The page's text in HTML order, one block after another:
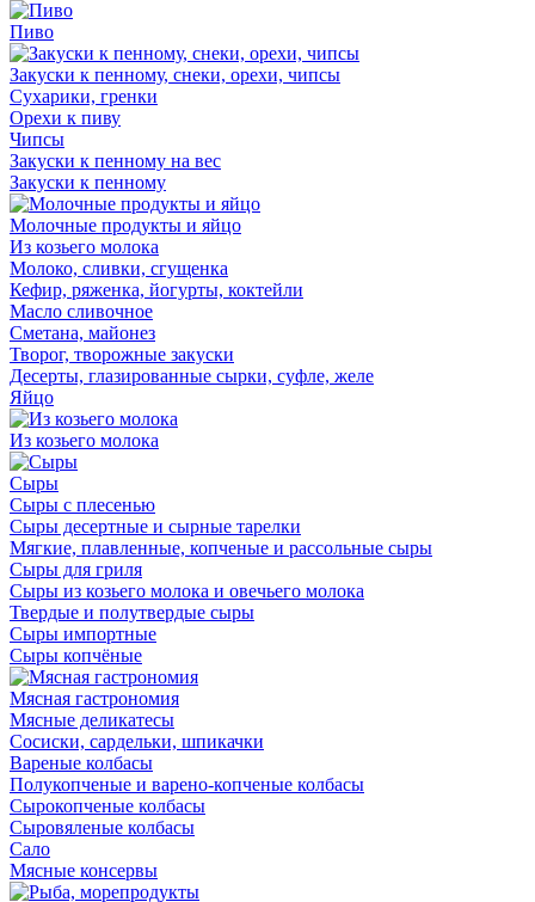
Пиво
Закуски к пенному, снеки, орехи, чипсы
Сухарики, гренки
Орехи к пиву
Чипсы
Закуски к пенному на вес
Закуски к пенному
Молочные продукты и яйцо
Из козьего молока
Молоко, сливки, сгущенка
Кефир, ряженка, йогурты, коктейли
Масло сливочное
Сметана, майонез
Творог, творожные закуски
Десерты, глазированные сырки, суфле, желе
Яйцо
Из козьего молока
Сыры
Сыры с плесенью
Сыры десертные и сырные тарелки
Мягкие, плавленные, копченые и рассольные сыры
Сыры для гриля
Сыры из козьего молока и овечьего молока
Твердые и полутвердые сыры
Сыры импортные
Сыры копчёные
Мясная гастрономия
Мясные деликатесы
Сосиски, сардельки, шпикачки
Вареные колбасы
Полукопченые и варено-копченые колбасы
Сырокопченые колбасы
Сыровяленые колбасы
Сало
Мясные консервы